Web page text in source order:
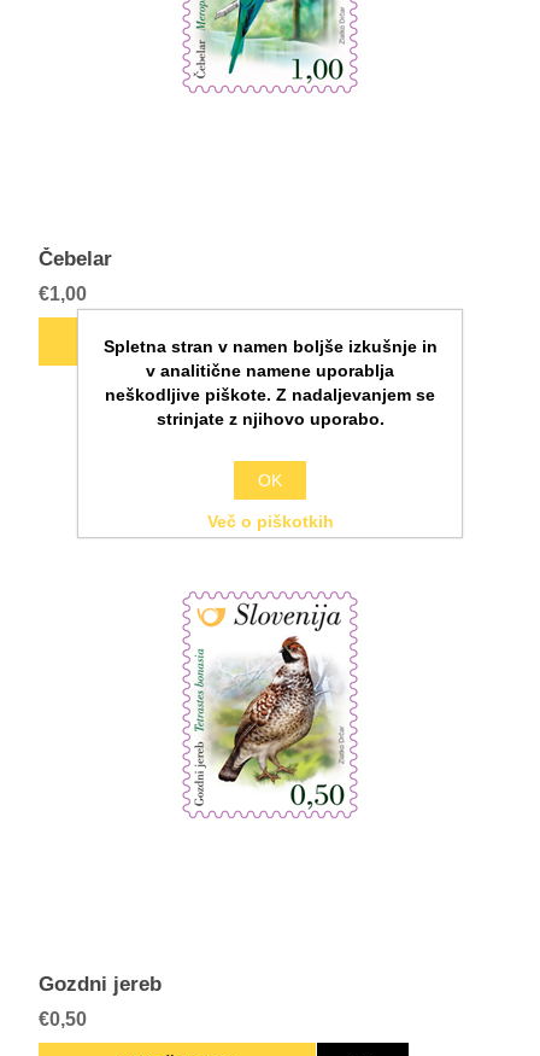
Čebelar
€1,00
Gozdni jereb
€0,50
Spletna stran v namen boljše izkušnje in
v analitične namene uporablja
neškodljive piškote. Z nadaljevanjem se
strinjate z njihovo uporabo.
OK
Več o piškotkih